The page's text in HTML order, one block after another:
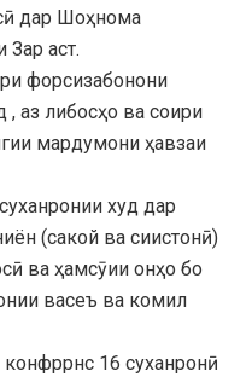
дар Шоҳнома
Зар аст.
форсизабонони
аз либосҳо ва соири
мардумони ҳавзаи
худ дар
(сакой ва сиистонӣ)
ва ҳамсӯии онҳо бо
васеъ ва комил
16 суханронӣ